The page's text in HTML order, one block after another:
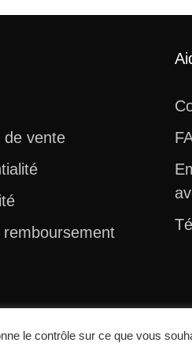
de vente
le contrôle sur ce que vous